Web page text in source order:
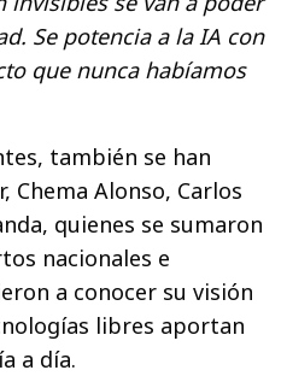
Se potencia a la IA con
que nunca habíamos
también se han
Chema Alonso, Carlos
quienes se sumaron
nacionales e
a conocer su visión
libres aportan
a día.